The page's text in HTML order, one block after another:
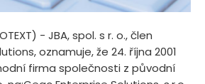
- JBA, spol. s r. o., člen
oznamuje, že 24. října 2001
firma společnosti z původní